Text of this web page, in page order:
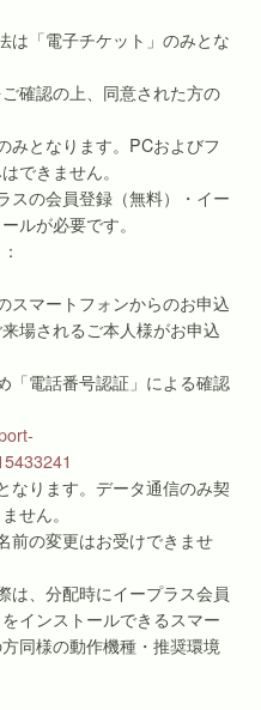
は「電子チケット」のみとな
確認の上、同意された方の
みとなります。PCおよびフ
できません。
スの会員登録（無料）・イー
ルが必要です。
スマートフォンからのお申込
場されるご本人様がお申込
「電話番号認証」による確認
なります。データ通信のみ契
せん。
前の変更はお受けできませ
は、分配時にイープラス会員
インストールできるスマー
同様の動作機種・推奨環境